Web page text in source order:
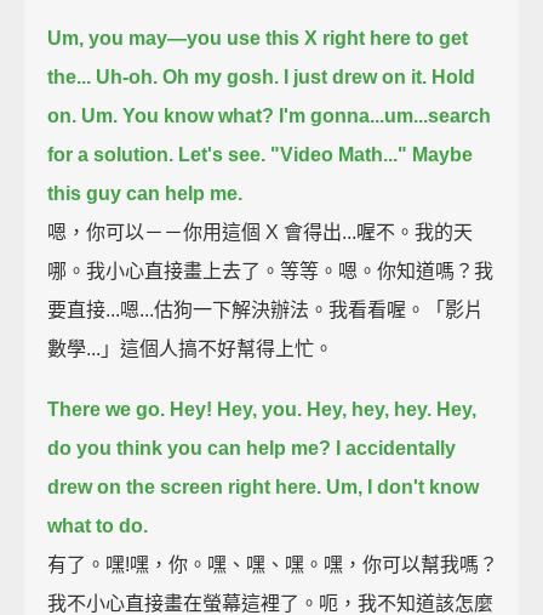
Um, you may—you use this X right here to get
the... Uh-oh. Oh my gosh. I just drew on it. Hold
on. Um. You know what? I'm gonna...um...search
for a solution. Let's see. "Video Math..." Maybe
this guy can help me.
嗯，你可以－－你用這個 X 會得出...喔不。我的天
哪。我小心直接畫上去了。等等。嗯。你知道嗎？我
要直接...嗯...估狗一下解決辦法。我看看喔。「影片
數學...」這個人搞不好幫得上忙。
There we go. Hey! Hey, you. Hey, hey, hey. Hey,
do you think you can help me?
I accidentally
drew on the screen right here. Um, I don't know
what to do.
有了。嘿!嘿，你。嘿、嘿、嘿。嘿，你可以幫我嗎？
我不小心直接畫在螢幕這裡了。呃，我不知道該怎麼